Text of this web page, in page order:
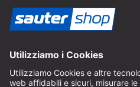
Spese di consegna e spedizione
Pagamento e tasse
Modulo di contatto
Servizio FAQ
Chi siamo
Carriera